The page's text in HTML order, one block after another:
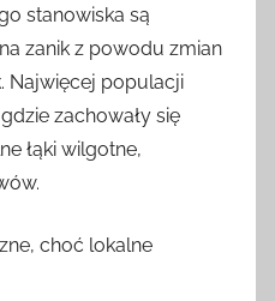
stanowiska są
zanik z powodu zmian
Najwięcej populacji
zachowały się
łąki wilgotne,
choć lokalne